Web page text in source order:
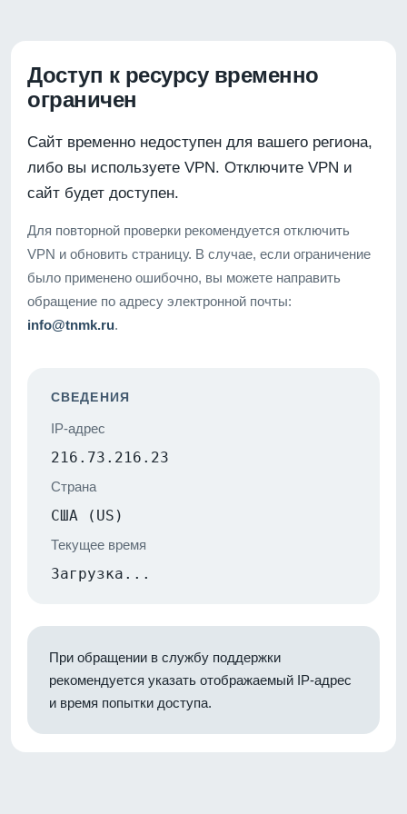
Доступ к ресурсу временно
ограничен
Сайт временно недоступен для вашего региона,
либо вы используете VPN. Отключите VPN и
сайт будет доступен.
Для повторной проверки рекомендуется отключить
VPN и обновить страницу. В случае, если ограничение
было применено ошибочно, вы можете направить
обращение по адресу электронной почты:
info@tnmk.ru.
СВЕДЕНИЯ
IP-адрес
216.73.216.23
Страна
США (US)
Текущее время
Загрузка...
При обращении в службу поддержки
рекомендуется указать отображаемый IP-адрес
и время попытки доступа.